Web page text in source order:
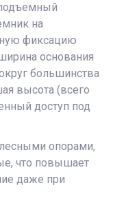
на
фиксацию
основания
большинства
высота (всего
доступ под
опорами,
что повышает
даже при